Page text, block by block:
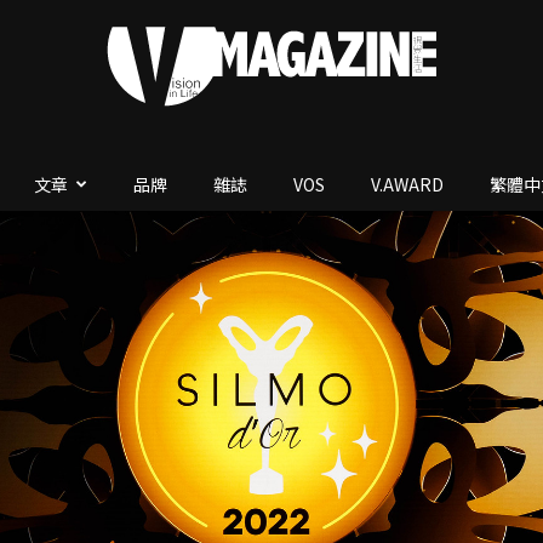
V.Magazine
文章 品牌 雜誌 VOS V.AWARD 繁體